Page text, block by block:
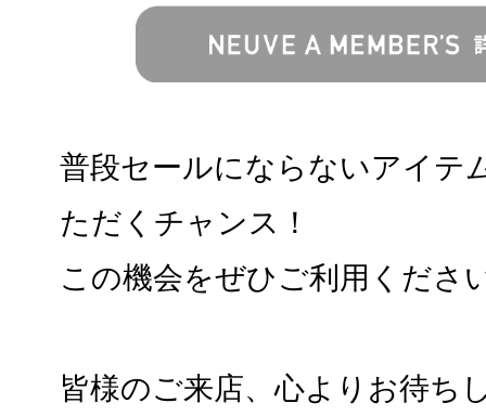
普段セールにならないアイテ
ただくチャンス！
この機会をぜひご利用くださ
皆様のご来店、心よりお待ち